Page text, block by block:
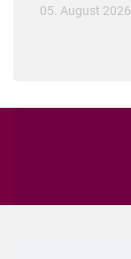
05. August 2026